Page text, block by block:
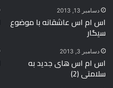
دسامبر 13, 2013
اس ام اس عاشقانه با موضوع
سیگار
دسامبر 3, 2013
اس ام اس های جدید به
سلامتی (2)